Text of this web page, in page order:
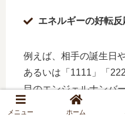
エネルギーの好転
例えば、相手の誕生日
あるいは「1111」「
目のエンジェルナンバ
したり、何年もの間忘
メニュー ホーム